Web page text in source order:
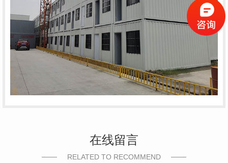
在线留言
RELATED TO RECOMMEND